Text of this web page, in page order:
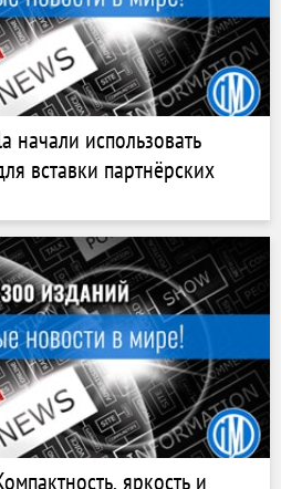
начали использовать
вставки партнёрских
яркость и